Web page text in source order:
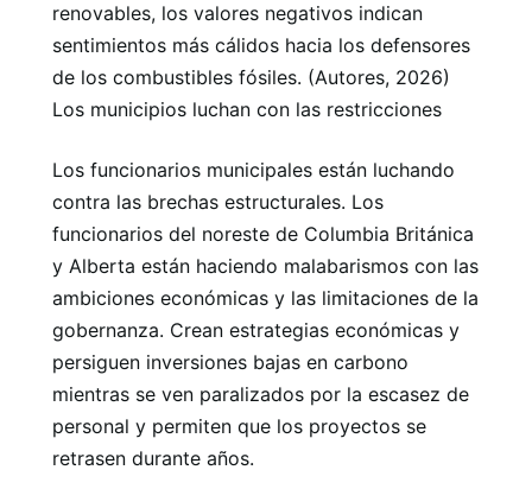
renovables, los valores negativos indican
sentimientos más cálidos hacia los defensores
de los combustibles fósiles. (Autores, 2026)
Los municipios luchan con las restricciones
Los funcionarios municipales están luchando
contra las brechas estructurales. Los
funcionarios del noreste de Columbia Británica
y Alberta están haciendo malabarismos con las
ambiciones económicas y las limitaciones de la
gobernanza. Crean estrategias económicas y
persiguen inversiones bajas en carbono
mientras se ven paralizados por la escasez de
personal y permiten que los proyectos se
retrasen durante años.